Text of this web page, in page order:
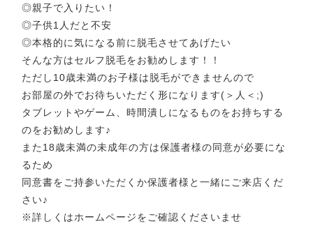
◎親子で入りたい！
◎子供1人だと不安
◎本格的に気になる前に脱毛させてあげたい
そんな方はセルフ脱毛をお勧めします！！
ただし10歳未満のお子様は脱毛ができませんので
お部屋の外でお待ちいただく形になります(＞人＜;)
タブレットやゲーム、時間潰しになるものをお持ちする
のをお勧めします♪
また18歳未満の未成年の方は保護者様の同意が必要にな
るため
同意書をご持参いただくか保護者様と一緒にご来店くだ
さい♪
※詳しくはホームページをご確認くださいませ